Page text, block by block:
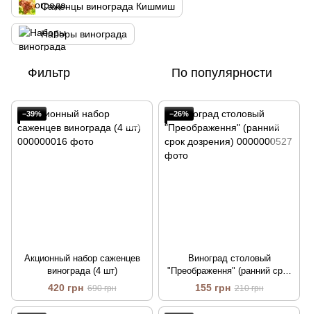
Саженцы винограда Кишмиш
Наборы винограда
Фильтр По популярности
−39%
Акционный набор саженцев
винограда (4 шт)
420 грн 690 грн
−26%
Виноград столовый
"Преображення" (ранний срок
дозрения)
155 грн 210 грн